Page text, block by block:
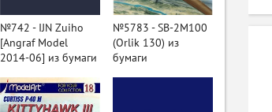
№742 - IJN Zuiho
[Angraf Model
2014-06] из бумаги
№5783 - SB-2M100
(Orlik 130) из
бумаги